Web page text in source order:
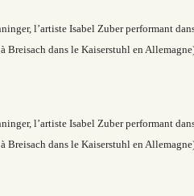
l’artiste Isabel Zuber performant
Breisach dans le Kaiserstuhl en
l’artiste Isabel Zuber performant
Breisach dans le Kaiserstuhl en